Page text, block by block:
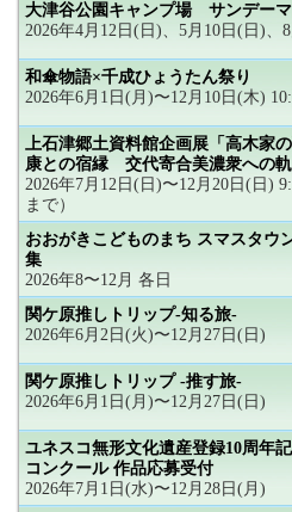
大津谷公園キャンプ場 サンデーマ
2026年4月12日(日)、5月10日(日)、
和傘物語×千成ひょうたん祭り
2026年6月1日(月)〜12月10日(木)
上石津郷土資料館企画展「高木家
康との宿縁 交代寄合美濃衆への軌
2026年7月12日(日)〜12月20日(日)
まで）
おおがきこどものまち スマスタウ
集
2026年8〜12月 各日
関ケ原推しトリップ-知る旅-
2026年6月2日(火)〜12月27日(日)
関ケ原推しトリップ -推す旅-
2026年6月1日(月)〜12月27日(日)
ユネスコ無形文化遺産登録10周年
コンクール 作品応募受付
2026年7月1日(水)〜12月28日(月)